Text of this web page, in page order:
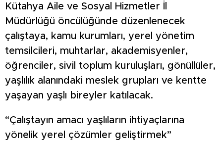
Kütahya Aile ve Sosyal Hizmetler İl
Müdürlüğü öncülüğünde düzenlenecek
çalıştaya, kamu kurumları, yerel yönetim
temsilcileri, muhtarlar, akademisyenler,
öğrenciler, sivil toplum kuruluşları, gönüllüler,
yaşlılık alanındaki meslek grupları ve kentte
yaşayan yaşlı bireyler katılacak.
“Çalıştayın amacı yaşlıların ihtiyaçlarına
yönelik yerel çözümler geliştirmek”